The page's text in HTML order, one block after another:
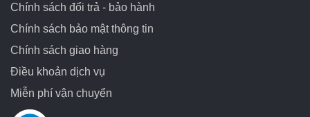
Chính sách đổi trả - bảo hành
Chính sách bảo mật thông tin
Chính sách giao hàng
Điều khoản dịch vụ
Miễn phí vận chuyển